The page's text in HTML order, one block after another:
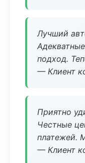
Лучший
подход.
— Клиент
Приятно
Честные
платежей.
— Клиент